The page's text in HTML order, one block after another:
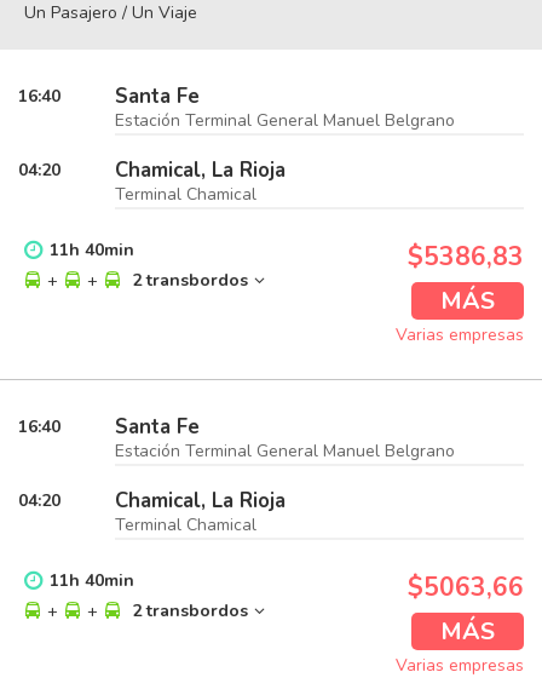
Un Pasajero / Un Viaje
16:40 Santa Fe
Estación Terminal General Manuel Belgrano
04:20 Chamical, La Rioja
Terminal Chamical
11h 40min
+
+ 2 transbordos
$5386,83
MÁS
Varias empresas
16:40 Santa Fe
Estación Terminal General Manuel Belgrano
04:20 Chamical, La Rioja
Terminal Chamical
11h 40min
+
+ 2 transbordos
$5063,66
MÁS
Varias empresas